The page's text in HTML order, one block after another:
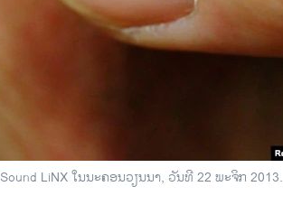
LiNX ໃນນະຄອນວຽນນາ, ວັນທີ 22 ພະຈິກ 2013.